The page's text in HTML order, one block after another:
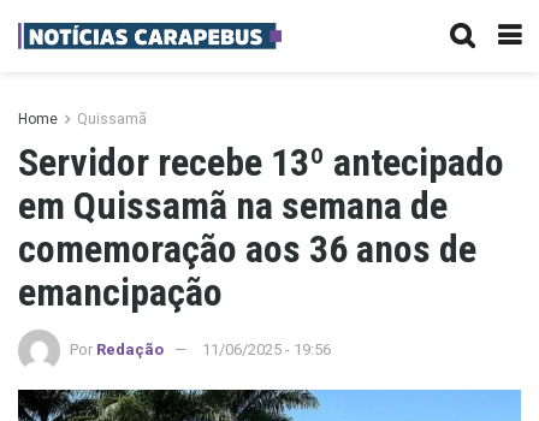
Home Quissamã
Servidor recebe 13º antecipado
em Quissamã na semana de
comemoração aos 36 anos de
emancipação
Por Redação 11/06/2025 - 19:56